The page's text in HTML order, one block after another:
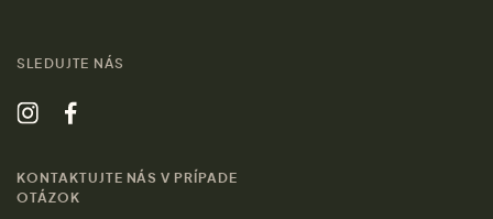
SLEDUJTE NÁS
KONTAKTUJTE NÁS V PRÍPADE
OTÁZOK